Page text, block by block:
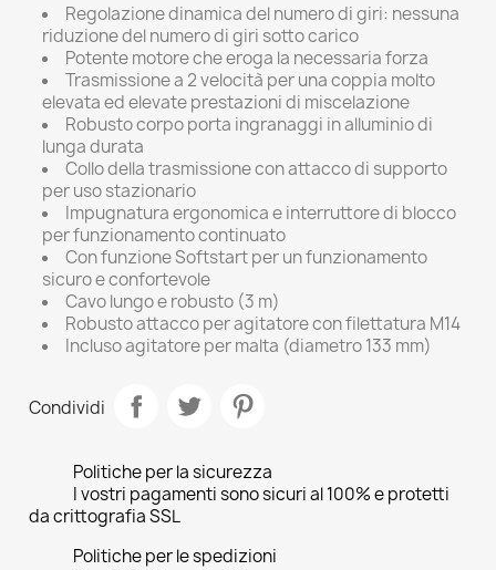
Regolazione dinamica del numero di giri: nessuna
riduzione del numero di giri sotto carico
Potente motore che eroga la necessaria forza
Trasmissione a 2 velocità per una coppia molto
elevata ed elevate prestazioni di miscelazione
Robusto corpo porta ingranaggi in alluminio di
lunga durata
Collo della trasmissione con attacco di supporto
per uso stazionario
Impugnatura ergonomica e interruttore di blocco
per funzionamento continuato
Con funzione Softstart per un funzionamento
sicuro e confortevole
Cavo lungo e robusto (3 m)
Robusto attacco per agitatore con filettatura M14
Incluso agitatore per malta (diametro 133 mm)
Condividi
Politiche per la sicurezza
I vostri pagamenti sono sicuri al 100% e protetti
da crittografia SSL
Politiche per le spedizioni